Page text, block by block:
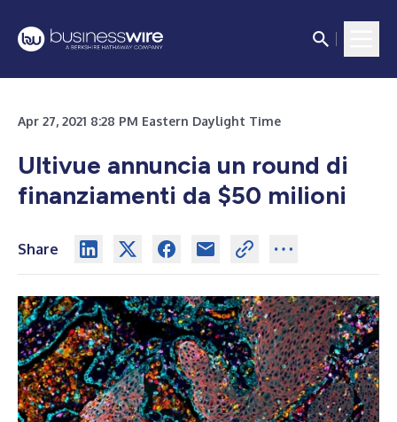
Apr 27, 2021 8:28 PM Eastern Daylight Time
Ultivue annuncia un round di
finanziamenti da $50 milioni
Share